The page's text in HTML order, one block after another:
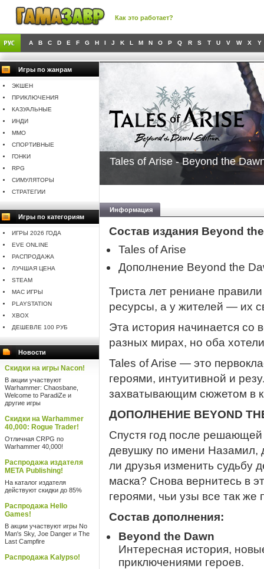
Как это работает?
A B C D E F G H I J K L M N O P Q R S T U V W X Y
Игры по жанрам
ЭКШЕН
ПРИКЛЮЧЕНИЯ
КАЗУАЛЬНЫЕ
ИНДИ
MMO
СПОРТИВНЫЕ
ГОНКИ
RPG
СИМУЛЯТОРЫ
СТРАТЕГИИ
Игры по категориям
ИГРЫ 2026 ГОДА
EVE ONLINE
РАСПРОДАЖА
ЛУЧШАЯ ЦЕНА
STEAM
MAC ИГРЫ
PLAYSTATION
XBOX
ДЕШЕВЛЕ 100 РУБ
Новости
Скидки на игры Nacon!
В акции участвуют
Warhammer: Chaosbane,
Welcome to ParadiZe и
другие игры
Скидки на Warhammer
40,000: Rogue Trader!
Отличная CRPG по
Warhammer 40,000!
Распродажа издателя
META Publishing!
На каталог издателя
действуют скидки до 85%
Распродажа Hello
Games!
В акции участвуют игры No
Man's Sky, Joe Danger и The
Last Campfire
Распродажа Kalypso!
Tales of Arise - Beyond the
Информация
Состав издания Beyond
Tales of Arise
Дополнение Beyond the
Триста лет рениане
ресурсы, а у жителей — их
Эта история начинается со
разных мирах, но оба
Tales of Arise — это
героями, интуитивной и
захватывающим сюжетом в
ДОПОЛНЕНИЕ BEYOND
Спустя год после
девушку по имени Назамил,
ли друзья изменить судьбу
маска? Снова вернитесь в
героями, чьи узы все так же
Состав дополнения:
Beyond the Dawn
Интересная история,
приключениями героев.